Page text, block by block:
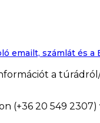
emailt, számlát és
a
(+36 20 549 2307)